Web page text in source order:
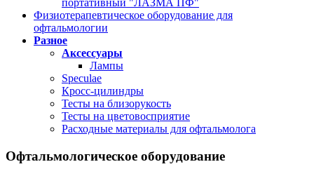
портативный "ЛАЗМА ПФ"
Физиотерапевтическое оборудование для
офтальмологии
Разное
Аксессуары
Лампы
Speculae
Кросс-цилиндры
Тесты на близорукость
Тесты на цветовосприятие
Расходные материалы для офтальмолога
Офтальмологическое оборудование